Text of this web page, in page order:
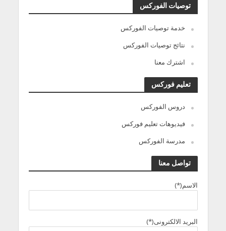
توصيات الفوركس
خدمة توصيات الفوركس
نتائج توصيات الفوركس
اشترك معنا
تعليم فوركس
دروس الفوركس
فيديوهات تعليم فوركس
مدرسة الفوركس
تواصل معنا
الاسم(*)
البريد الالكترونى(*)